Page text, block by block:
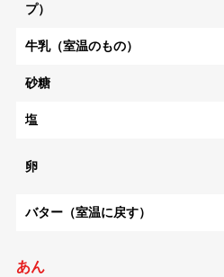
プ）
牛乳（室温のもの）
砂糖
塩
卵
バター（室温に戻す）
あん